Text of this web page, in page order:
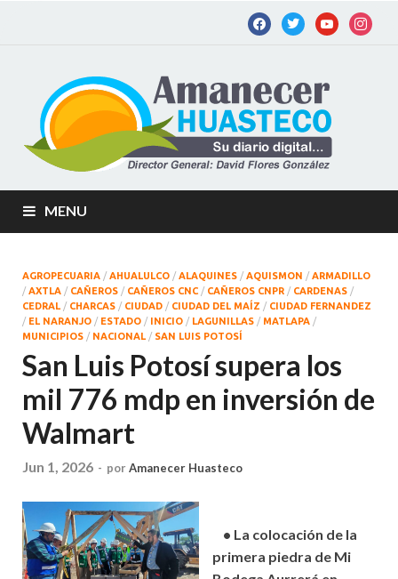
MENU
AGROPECUARIA / AHUALULCO / ALAQUINES / AQUISMON / ARMADILLO
/ AXTLA / CAÑEROS / CAÑEROS CNC / CAÑEROS CNPR / CARDENAS /
CEDRAL / CHARCAS / CIUDAD / CIUDAD DEL MAÍZ / CIUDAD FERNANDEZ
/ EL NARANJO / ESTADO / INICIO / LAGUNILLAS / MATLAPA /
MUNICIPIOS / NACIONAL / SAN LUIS POTOSÍ
San Luis Potosí supera los
mil 776 mdp en inversión de
Walmart
Jun 1, 2026 - por Amanecer Huasteco
• La colocación de la
primera piedra de Mi